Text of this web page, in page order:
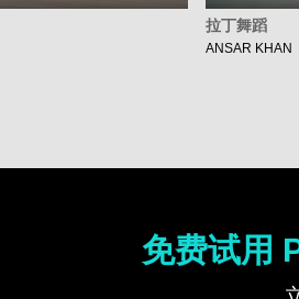
拉丁舞蹈
ANSAR KHAN
免费试用